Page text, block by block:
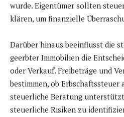
wurde. Eigentümer sollten
klären, um finanzielle
Darüber hinaus beeinflusst die
geerbter Immobilien die
oder Verkauf. Freibeträge und
bestimmen, ob
steuerliche Beratung
steuerliche Risiken zu